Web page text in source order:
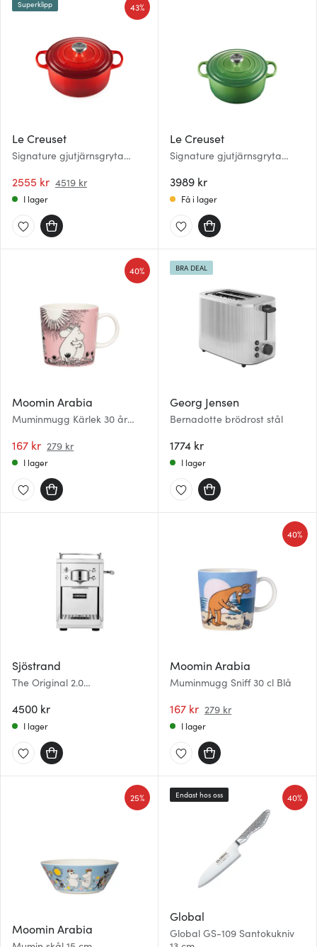
Le Creuset
Signature gjutjärnsgryta
2555 kr 4519 kr
43%
Superklipp
I lager
Le Creuset
Signature gjutjärnsgryta
Green
3989 kr
Få i lager
Moomin Arabia
Muminmugg Kärlek 30 år
167 kr 279 kr
40%
I lager
Georg Jensen
Bernadotte brödrost stål
1774 kr
BRA DEAL
I lager
Sjöstrand
The Original 2.0
4500 kr
I lager
Moomin Arabia
Muminmugg Sniff 30 cl Blå
167 kr 279 kr
40%
I lager
Moomin Arabia
25%
Global
Global GS-109 Santokukniv
40%
Endast hos oss